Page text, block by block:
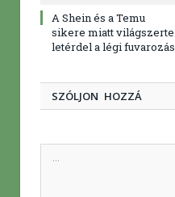
A Shein és a Temu
sikere miatt világszerte
letérdel a légi fuvarozás
SZÓLJON HOZZÁ